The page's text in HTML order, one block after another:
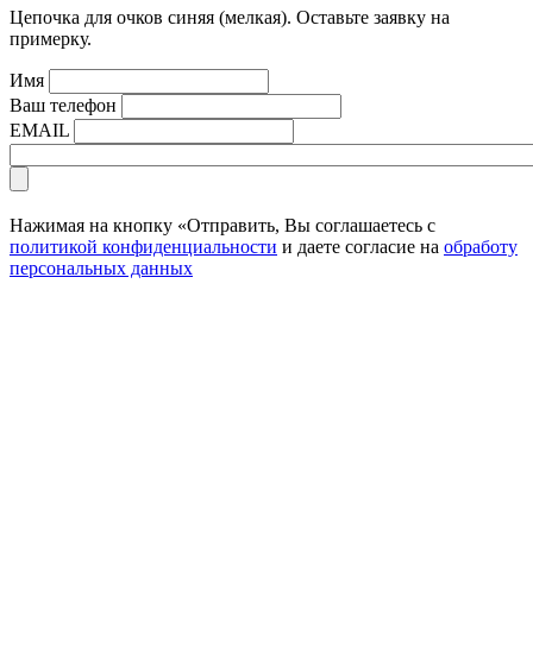
Цепочка для очков синяя (мелкая). Оставьте заявку на
примерку.
Имя
Ваш телефон
EMAIL
Нажимая на кнопку «Отправить, Вы соглашаетесь с
политикой конфиденциальности и даете согласие на обработу
персональных данных